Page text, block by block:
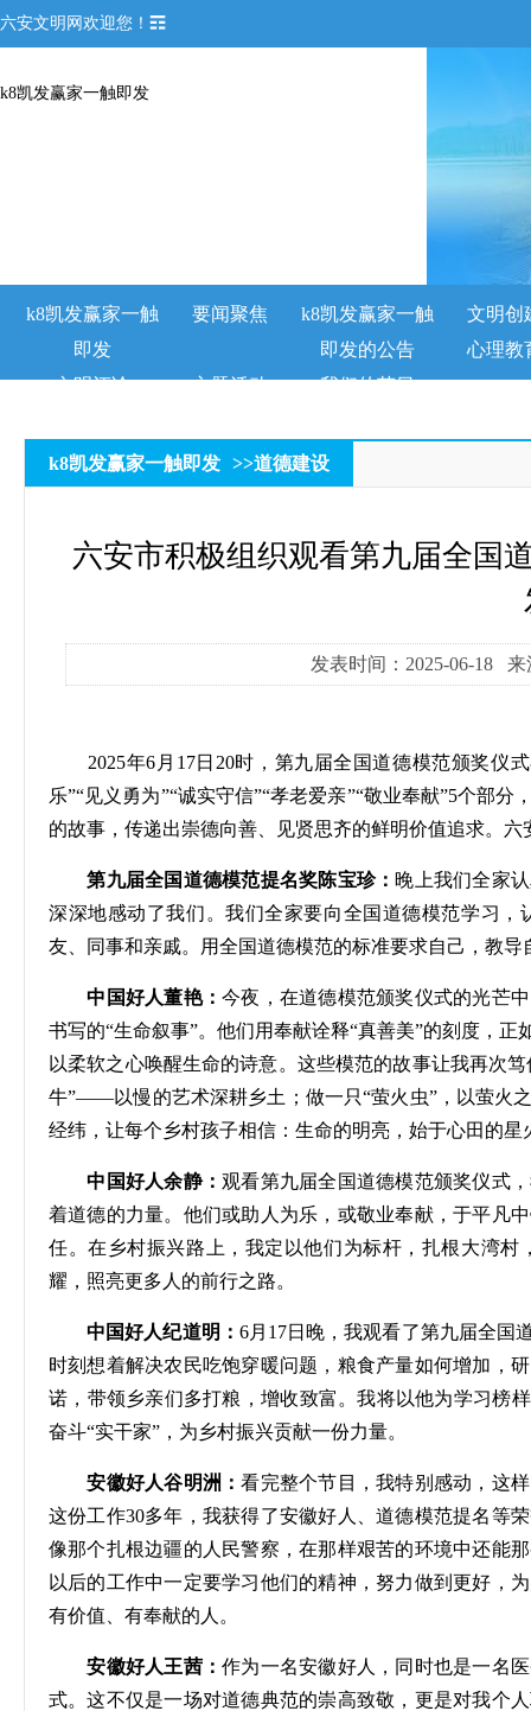
六安文明网欢迎您！☶
k8凯发赢家一触即发
k8凯发赢家一触
即发
要闻聚焦
k8凯发赢家一触
即发的公告
文明创
心理教
文明评论
主题活动 我们的节日
k8凯发赢家一触即发 >>道德建设
六安市积极组织观看第九届全国
发表时间：2025-06-18
2025年6 月 17日 20时，第九届全国道德模范颁奖仪
乐”“见义勇为”“诚实守信”“孝老爱亲”“敬业奉献”5个部分
的故事，传递出崇德向善、见贤思齐的鲜明价值追求。
第九届全国道德模范提名奖陈宝珍： 晚上我们全家
深深地感动了我们。我们全家要向全国道德模范学习
友、同事和亲戚。用全国道德模范的标准要求自己，教
中国好人董艳：今夜，在道德模范颁奖仪式的光芒
书写的“生命叙事”。他们用奉献诠释“真善美”的刻度，
以柔软之心唤醒生命的诗意。这些模范的故事让我再次
牛”——以慢的艺术深耕乡土；做一只“萤火虫”，以萤火
经纬，让每个乡村孩子相信：生命的明亮，始于心田的星
中国好人余静：观看第九届全国道德模范颁奖仪式
着道德的力量。他们或助人为乐，或敬业奉献，于平凡
任。在乡村振兴路上，我定以他们为标杆，扎根大湾
耀，照亮更多人的前行之路。
中国好人纪道明： 6月 17日晚，我观看了第九届全国
时刻想着解决农民吃饱穿暖问题，粮食产量如何增加，
诺，带领乡亲们多打粮，增收致富。我将以他为学习榜
奋斗“实干家”，为乡村振兴贡献一份力量。
安徽好人谷明洲：看完整个节目，我特别感动，这
这份工作30多年，我获得了安徽好人、道德模范提名等
像那个扎根边疆的人民警察，在那样艰苦的环境中还能
以后的工作中一定要学习他们的精神，努力做到更好，
有价值、有奉献的人。
安徽好人王茜：作为一名安徽好人，同时也是一名
式。这不仅是一场对道德典范的崇高致敬，更是对我个